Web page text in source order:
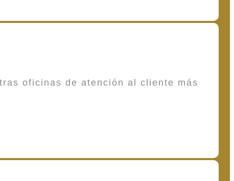
oficinas de atención al cliente más